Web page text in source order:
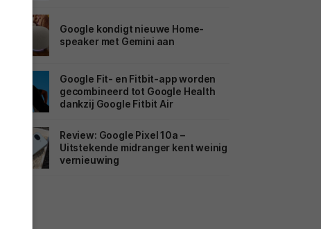
Google kondigt nieuwe Home-
speaker met Gemini aan
Google Fit- en Fitbit-app worden
gecombineerd tot Google Health
dankzij Google Fitbit Air
Review: Google Pixel 10a –
Uitstekende midranger kent weinig
vernieuwing